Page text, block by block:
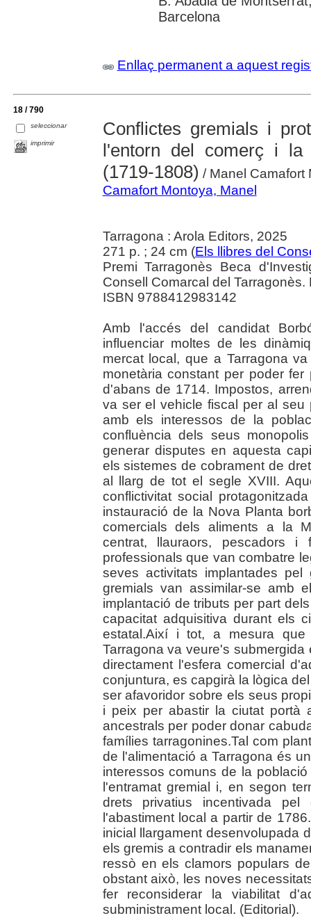
Barcelona
Enllaç permanent a aquest
18 / 790
seleccionar
imprimir
Conflictes gremials i
l'entorn del comerç i
(1719-1808) / Manel Camafort
Camafort Montoya, Manel
Tarragona : Arola Editors, 2025
271 p. ; 24 cm (Els llibres del
Premi Tarragonès Beca
Consell Comarcal del Tarragonès.
ISBN 9788412983142
Amb l'accés del candidat
influenciar moltes de les
mercat local, que a Tarragona
monetària constant per poder
d'abans de 1714. Impostos,
va ser el vehicle fiscal per al
amb els interessos de la
confluència dels seus
generar disputes en aquesta
els sistemes de cobrament de
al llarg de tot el segle XVIII.
conflictivitat social
instauració de la Nova Planta
comercials dels aliments a la
centrat, llauraors, pescadors
professionals que van combatre
seves activitats implantades
gremials van assimilar-se amb
implantació de tributs per part
capacitat adquisitiva durant els
estatal.Així i tot, a mesura
Tarragona va veure's
directament l'esfera comercial
conjuntura, es capgirà la lògica
ser afavoridor sobre els seus
i peix per abastir la ciutat portà
ancestrals per poder donar
famílies tarragonines.Tal com
de l'alimentació a Tarragona és
interessos comuns de la
l'entramat gremial i, en segon
drets privatius incentivada
l'abastiment local a partir de
inicial llargament desenvolupada
els gremis a contradir els
ressò en els clamors populars
obstant això, les noves
fer reconsiderar la viabilitat
subministrament local. (Editorial).